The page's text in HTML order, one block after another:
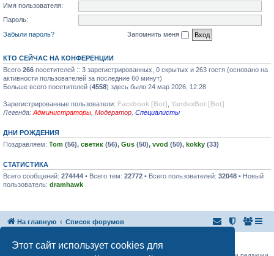
Этот сайт использует cookies для
Имя пользователя:
Пароль:
Забыли пароль?
Запомнить меня
КТО СЕЙЧАС НА КОНФЕРЕНЦИИ
Всего 266 посетителей :: 3 зарегистрированных, 0 скрытых и 263 гостя (основано на
активности пользователей за последние 60 минут)
Больше всего посетителей (4558) здесь было 24 мар 2026, 12:28
Зарегистрированные пользователи: Facebook [Bot] YandexBot [Bot]
Легенда: Администраторы Модератор Специалисты
ДНИ РОЖДЕНИЯ
Поздравляем: Tom (56), светик (56), Gus (50), vvod (50), kokky (33)
СТАТИСТИКА
Всего сообщений: 274444 • Всего тем: 22772 • Всего пользователей: 32048 • Новый
пользователь: dramhawk
На главную Список форумов
Российская Ассоциация Развития Игорного Бизнеса
Эл. почта: admin@rarib.ru office@rarib.ru